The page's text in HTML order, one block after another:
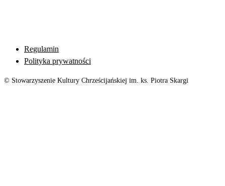
Regulamin
Polityka prywatności
© Stowarzyszenie Kultury Chrześcijańskiej im. ks. Piotra Skargi